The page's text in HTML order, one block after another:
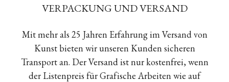
VERPACKUNG UND VERSAND
Mit mehr als 25 Jahren Erfahrung im Versand von
Kunst bieten wir unseren Kunden sicheren
Transport an. Der Versand ist nur kostenfrei, wenn
der Listenpreis für Grafische Arbeiten wie auf